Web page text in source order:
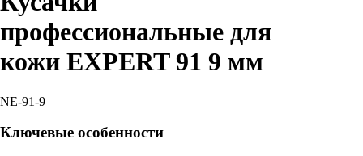
профессиональные для
кожи EXPERT 91 9 мм
NE-91-9
Ключевые особенности